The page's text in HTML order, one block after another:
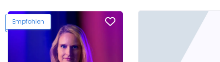
Empfohlen